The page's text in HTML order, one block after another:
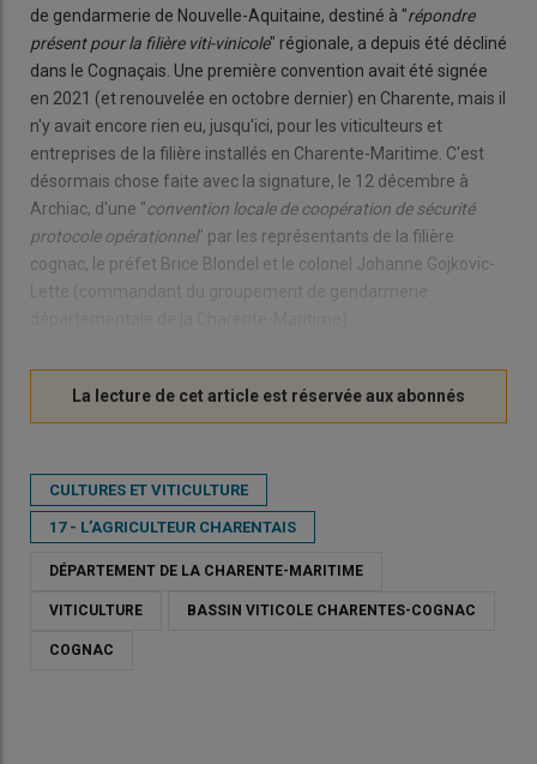
de gendarmerie de Nouvelle-Aquitaine, destiné à "répondre
présent pour la filière viti-vinicole" régionale, a depuis été décliné
dans le Cognaçais. Une première convention avait été signée
en 2021 (et renouvelée en octobre dernier) en Charente, mais il
n'y avait encore rien eu, jusqu'ici, pour les viticulteurs et
entreprises de la filière installés en Charente-Maritime. C'est
désormais chose faite avec la signature, le 12 décembre à
Archiac, d'une "convention locale de coopération de sécurité
protocole opérationnel" par les représentants de la filière
cognac, le préfet Brice Blondel et le colonel Johanne Gojkovic-
CULTURES ET VITICULTURE
17 - L’AGRICULTEUR CHARENTAIS
DÉPARTEMENT DE LA CHARENTE-MARITIME
VITICULTURE BASSIN VITICOLE CHARENTES-COGNAC
COGNAC